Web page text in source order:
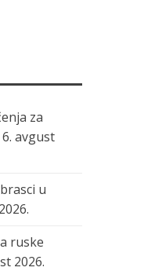
za
6. avgust
u
ruske
2026.